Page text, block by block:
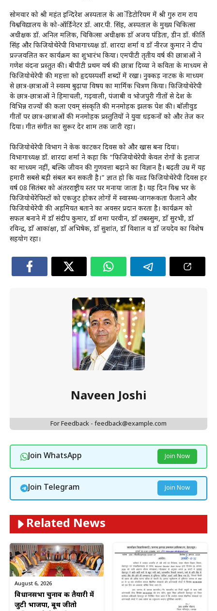
सोमवार को श्री महंत इन्दिरेश अस्पताल के आॅडिटोरियम में श्री गुरु राम राय
विश्वविद्यालय के को-ऑर्डिनेटर डॉ. आर.पी. सिंह, अस्पताल के मुख्य चिकित्सा
अधीक्षक डॉ. अनिल मलिक, चिकित्सा अधीक्षक डाॅ अजय पंडिता, डीन डॉ. कीर्ति
सिंह और फिजियोथेरेपी विभागाध्यक्ष डॉ. शारदा शर्मा व डाॅ नीरज कुमार ने दीप
प्रज्जवलित कर कार्यक्रम का शुभारंभ किया। एमपीटी तृतीय वर्ष की छात्राओं ने
गणेश वंदना प्रस्तुत की। बीपीटी प्रथम वर्ष की छात्रा दिव्या ने कविता के माध्यम से
फिजियोथेरेपी की महत्ता को हृदयस्पर्शी शब्दों में रखा। नुक्कड़ नाटक के माध्यम
से छात्र-छात्राओं ने स्वस्थ बुढ़ापा विषय का मार्मिक चित्रण किया। फिजियोथेरेपी
के छात्र-छात्राओं ने हिमाचली, गढ़वाली, पंजाबी व भोजपुरी गीतों से देश के
विभिन्न राज्यों की कला एवम् संस्कृति की मनमोहक झलक पेश की। बाॅलीवुड
गीतों पर छात्र-छात्राओं की मनमोहक प्रस्तुतियों ने युवा धड़कनों को और तेज कर
दिया। गीत संगीत का सुरूर देर शाम तक जारी रहा।
फिजियोथेरेपी विभाग ने केक काटकर दिवस को और खास बना दिया।
विभागाध्यक्ष डॉ. शारदा शर्मा ने कहा कि “फिजियोथेरेपी केवल रोगों के इलाज
का माध्यम नहीं, बल्कि जीवन की गुणवत्ता बढ़ाने का विज्ञान है। बढ़ती उम्र में यह
हमारी सबसे बड़ी संबल बन सकती है।” ज्ञात हो कि वल्र्ड फिजियोथेरेपी दिवस हर
वर्ष 08 सितंबर को अंतरराष्ट्रीय स्तर पर मनाया जाता है। यह दिन विश्व भर के
फिजियोथेरेपिस्टों को एकजुट होकर लोगों में स्वास्थ्य-जागरूकता फैलाने और
फिजियोथेरेपी की अहमियत बताने का अवसर प्रदान करता है। कार्यक्रम को
सफल बनाने में डाॅ संदीप कुमार, डाॅ शमा परवीन, डाॅ तबस्सुम, डाॅ सुरभी, डाॅ
रविन्द्र, डाॅ आकांक्षा, डाॅ अभिषेक, डाॅ सुशांत, डाॅ विशाल व डाॅ जयदेव का विशेष
सहयोग रहा।
Naveen Joshi
For Feedback - feedback@example.com
Join WhatsApp Join Now
Join Telegram Join Now
Related News
August 6, 2026
विधानसभा चुनाव की तैयारी में
जुटी भाजपा, बूथ जीतो